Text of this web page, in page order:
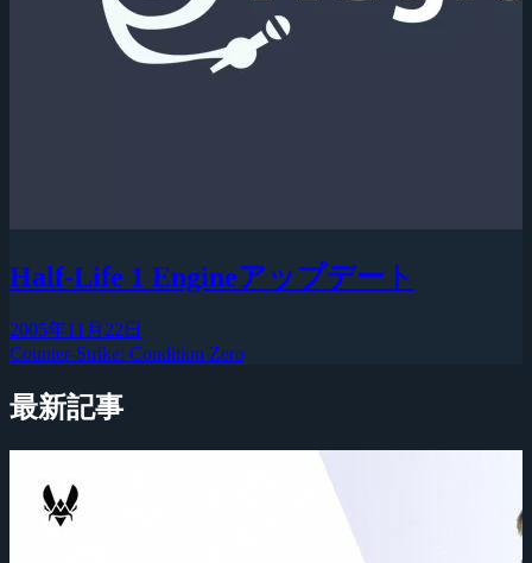
Half-Life 1 Engineアップデート
2005年11月22日
Counter-Strike: Condition Zero
最新記事